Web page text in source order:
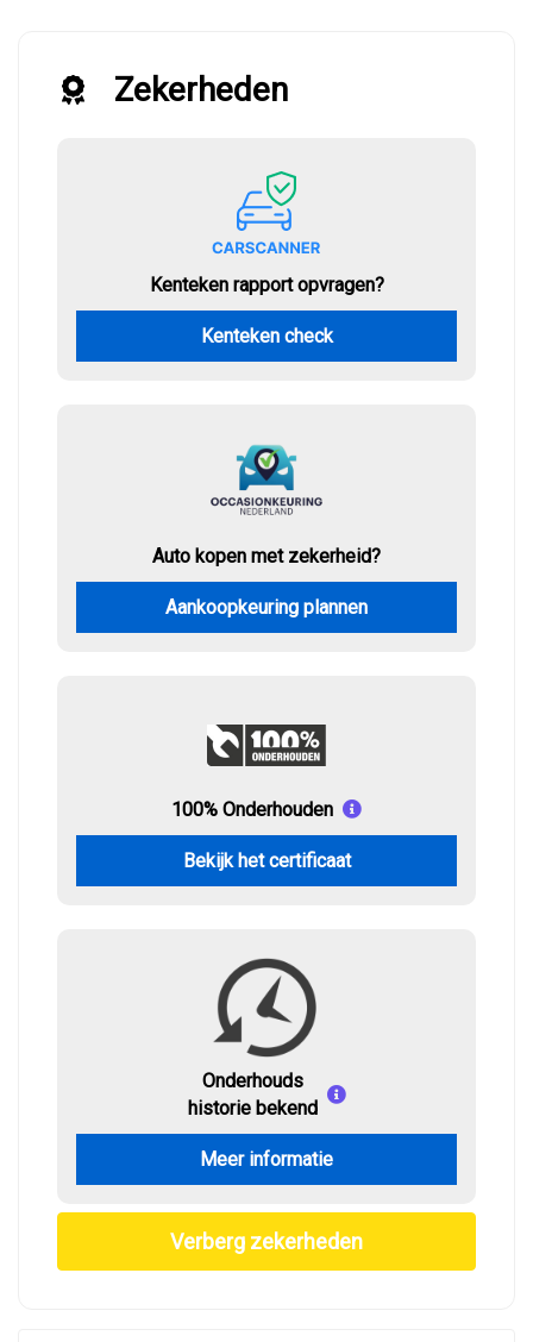
Zekerheden
Kenteken rapport opvragen?
Kenteken check
Auto kopen met zekerheid?
Aankoopkeuring plannen
100% Onderhouden
Bekijk het certificaat
Onderhouds
historie bekend
Meer informatie
Verberg zekerheden